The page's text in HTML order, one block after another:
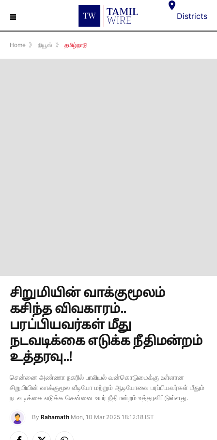
☰ Districts
Home 》 நியூஸ் 》 தமிழ்நாடு
சிறுமியின் வாக்குமூலம்
கசிந்த விவகாரம்..
பரப்பியவர்கள் மீது
நடவடிக்கை எடுக்க நீதிமன்றம்
உத்தரவு..!
சென்னை அண்ணா நகரில் பாலியல் வன்கொடுமைக்கு உள்ளான
சிறுமியின் வாக்குமூல வீடியோ மற்றும் ஆடியோவை பரப்பியவர்கள் மீதும்
நடவடிக்கை எடுக்க சென்னை உயர் நீதிமன்றம் உத்தரவிட்டுள்ளது.
By Rahamath Mon, 10 Mar 2025 18:12:18 IST